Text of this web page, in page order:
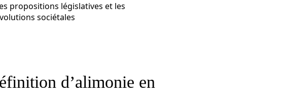
propositions législatives et les
sociétales
d’alimonie en